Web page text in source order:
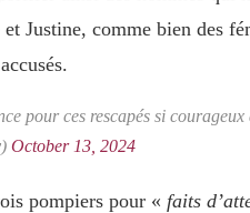
Justine, comme bien des
pour ces rescapés si
October 13, 2024
pompiers pour « faits